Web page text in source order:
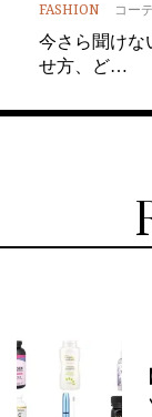
FASHION コー
今さら聞けな
せ方、ど…